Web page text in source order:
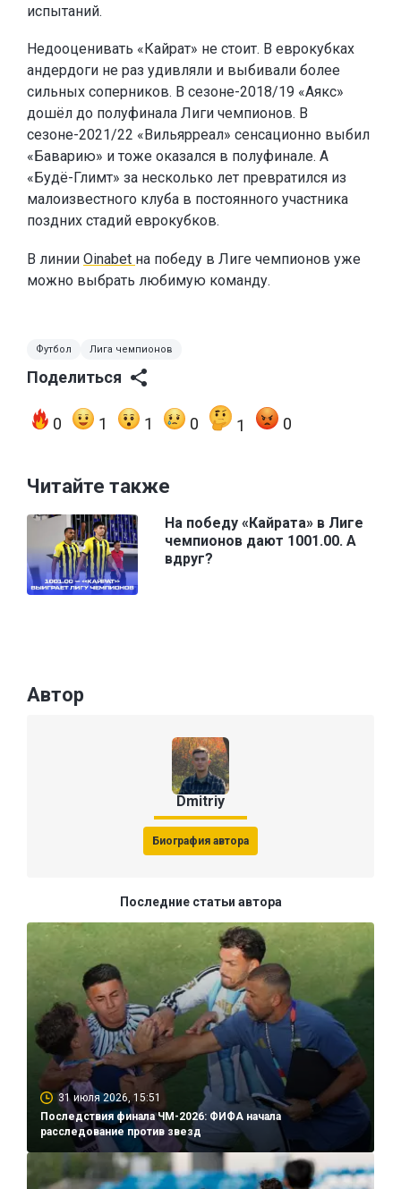
испытаний.
Недооценивать «Кайрат» не стоит. В еврокубках
андердоги не раз удивляли и выбивали более
сильных соперников. В сезоне-2018/19 «Аякс»
дошёл до полуфинала Лиги чемпионов. В
сезоне-2021/22 «Вильярреал» сенсационно выбил
«Баварию» и тоже оказался в полуфинале. А
«Будё-Глимт» за несколько лет превратился из
малоизвестного клуба в постоянного участника
поздних стадий еврокубков.
В линии Oinabet на победу в Лиге чемпионов уже
можно выбрать любимую команду.
Футбол Лига чемпионов
Поделиться
0 1 1 0 1 0
Читайте также
На победу «Кайрата» в Лиге
чемпионов дают 1001.00. А
вдруг?
Автор
Dmitriy
Биография автора
Последние статьи автора
31 июля 2026, 15:51
Последствия финала ЧМ-2026: ФИФА начала
расследование против звезд